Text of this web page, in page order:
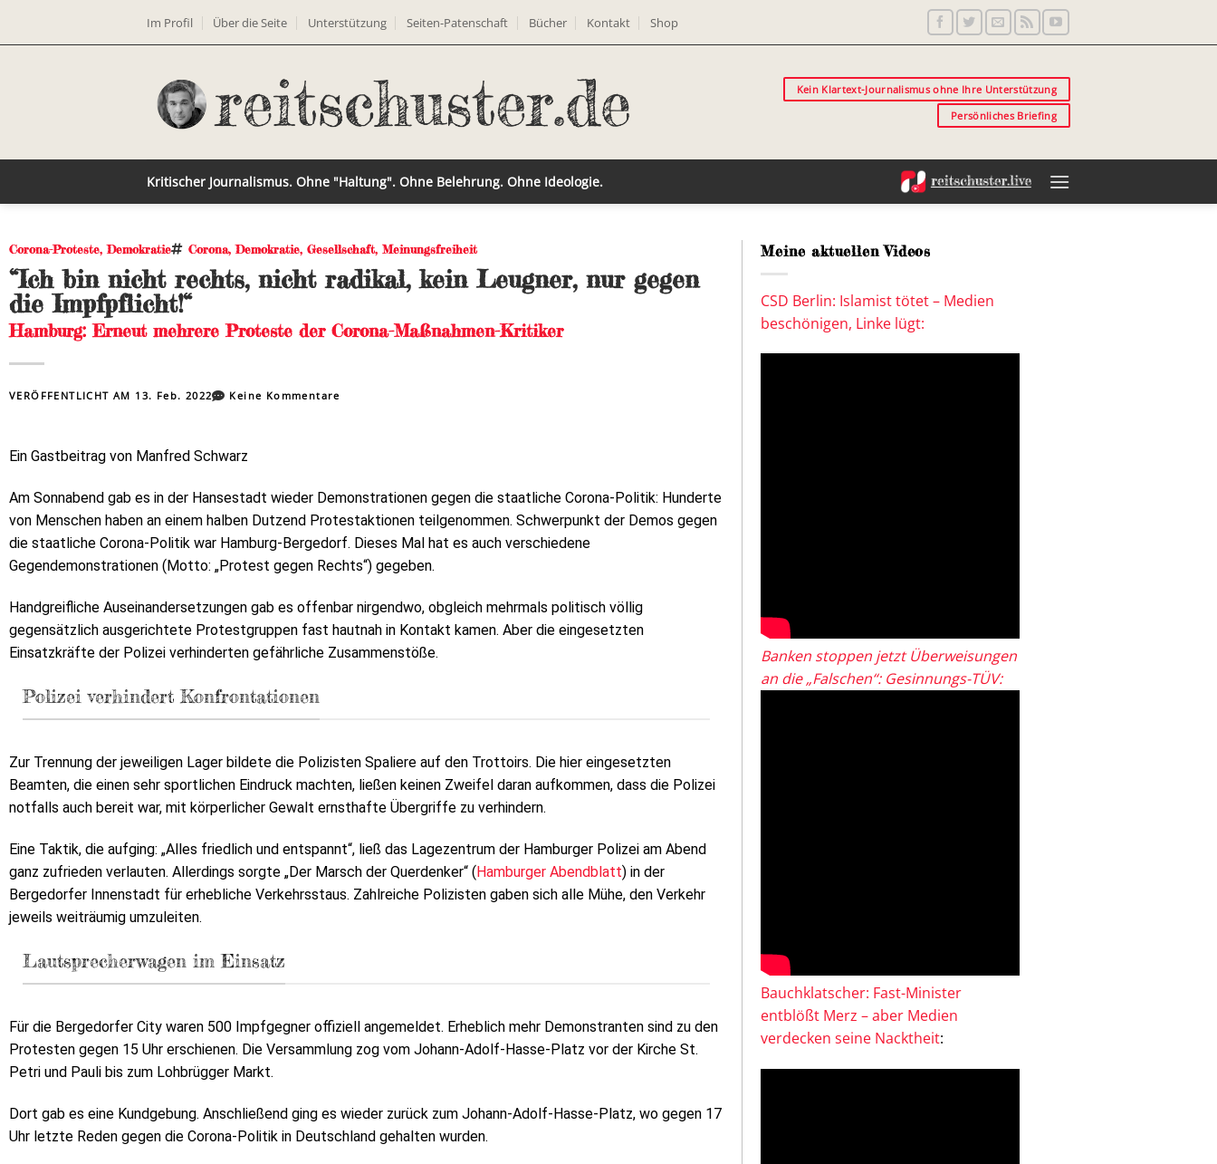
Im Profil Über die Seite Unterstützung Seiten-Patenschaft Bücher Kontakt Shop
Kein Klartext-Journalismus ohne Ihre Unterstützung
Persönliches Briefing
Kritischer Journalismus. Ohne "Haltung". Ohne Belehrung. Ohne Ideologie.
Corona-Proteste,Demokratie Corona,Demokratie, Gesellschaft, Meinungsfreiheit
“Ich bin nicht rechts, nicht radikal, kein Leugner, nur gegen
die Impfpflicht!“
Hamburg: Erneut mehrere Proteste der Corona-Maßnahmen-Kritiker
VERÖFFENTLICHT AM 13. Feb. 2022 Keine Kommentare
Ein Gastbeitrag von Manfred Schwarz
Am Sonnabend gab es in der Hansestadt wieder Demonstrationen gegen die staatliche Corona-Politik: Hunderte
von Menschen haben an einem halben Dutzend Protestaktionen teilgenommen. Schwerpunkt der Demos gegen
die staatliche Corona-Politik war Hamburg-Bergedorf. Dieses Mal hat es auch verschiedene
Gegendemonstrationen (Motto: „Protest gegen Rechts“) gegeben.
Handgreifliche Auseinandersetzungen gab es offenbar nirgendwo, obgleich mehrmals politisch völlig
gegensätzlich ausgerichtete Protestgruppen fast hautnah in Kontakt kamen. Aber die eingesetzten
Einsatzkräfte der Polizei verhinderten gefährliche Zusammenstöße.
Polizei verhindert Konfrontationen
Zur Trennung der jeweiligen Lager bildete die Polizisten Spaliere auf den Trottoirs. Die hier eingesetzten
Beamten, die einen sehr sportlichen Eindruck machten, ließen keinen Zweifel daran aufkommen, dass die Polizei
notfalls auch bereit war, mit körperlicher Gewalt ernsthafte Übergriffe zu verhindern.
Eine Taktik, die aufging: „Alles friedlich und entspannt“, ließ das Lagezentrum der Hamburger Polizei am Abend
ganz zufrieden verlauten. Allerdings sorgte „Der Marsch der Querdenker“ (Hamburger Abendblatt) in der
Bergedorfer Innenstadt für erhebliche Verkehrsstaus. Zahlreiche Polizisten gaben sich alle Mühe, den Verkehr
jeweils weiträumig umzuleiten.
Lautsprecherwagen im Einsatz
Für die Bergedorfer City waren 500 Impfgegner offiziell angemeldet. Erheblich mehr Demonstranten sind zu den
Protesten gegen 15 Uhr erschienen. Die Versammlung zog vom Johann-Adolf-Hasse-Platz vor der Kirche St.
Petri und Pauli bis zum Lohbrügger Markt.
Dort gab es eine Kundgebung. Anschließend ging es wieder zurück zum Johann-Adolf-Hasse-Platz, wo gegen 17
Uhr letzte Reden gegen die Corona-Politik in Deutschland gehalten wurden.
Meine aktuellen Videos
CSD Berlin: Islamist tötet – Medien
beschönigen, Linke lügt:
Banken stoppen jetzt Überweisungen
an die „Falschen“: Gesinnungs-TÜV:
Bauchklatscher: Fast-Minister
entblößt Merz – aber Medien
verdecken seine Nacktheit: